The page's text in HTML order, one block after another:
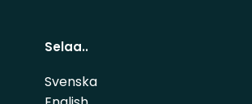
Selaa..
Svenska